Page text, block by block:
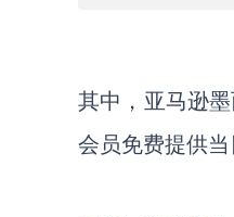
其中，亚马逊
会员免费提供当